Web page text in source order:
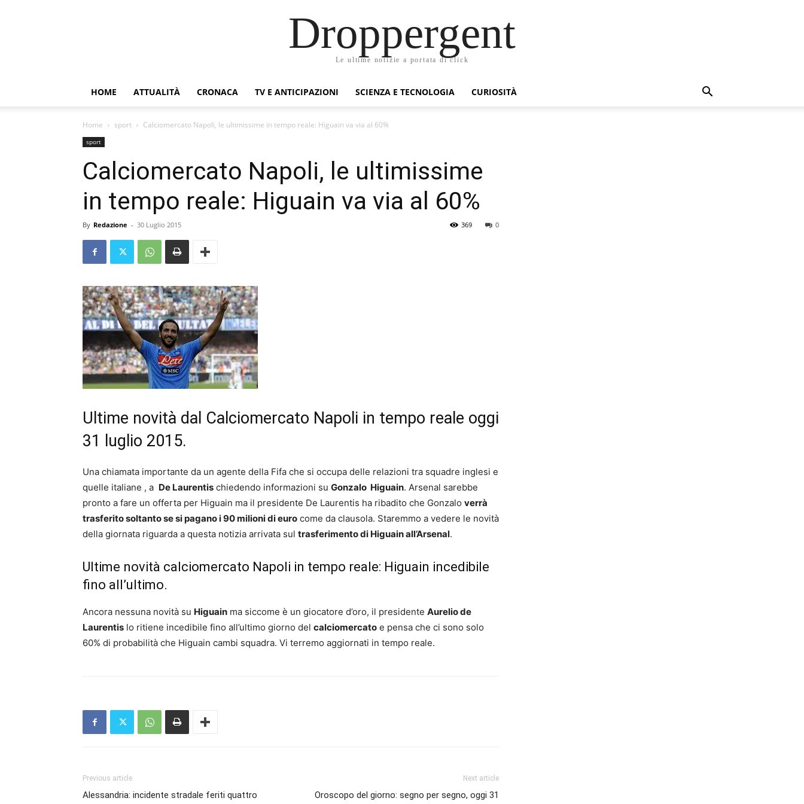
Droppergent
Le ultime notizie a portata di click
HOME ATTUALITÀ CRONACA TV E ANTICIPAZIONI SCIENZA E TECNOLOGIA CURIOSITÀ
Home sport Calciomercato Napoli, le ultimissime in tempo reale: Higuain va via al 60%
sport
Calciomercato Napoli, le ultimissime
in tempo reale: Higuain va via al 60%
By Redazione - 30 Luglio 2015 0
369
Ultime novità dal Calciomercato Napoli in tempo reale oggi
31 luglio 2015.
Una chiamata importante da un agente della Fifa che si occupa delle relazioni tra squadre inglesi e
quelle italiane , a De Laurentis chiedendo informazioni su Gonzalo Higuain. Arsenal sarebbe
pronto a fare un offerta per Higuain ma il presidente De Laurentis ha ribadito che Gonzalo verrà
trasferito soltanto se si pagano i 90 milioni di euro come da clausola. Staremmo a vedere le novità
della giornata riguarda a questa notizia arrivata sul trasferimento di Higuain all’Arsenal.
Ultime novità calciomercato Napoli in tempo reale: Higuain incedibile
fino all’ultimo.
Ancora nessuna novità su Higuain ma siccome è un giocatore d’oro, il presidente Aurelio de
Laurentis lo ritiene incedibile fino all’ultimo giorno del calciomercato e pensa che ci sono solo
60% di probabilità che Higuain cambi squadra. Vi terremo aggiornati in tempo reale.
Previous article
Alessandria: incidente stradale feriti quattro
Next article
Oroscopo del giorno: segno per segno, oggi 31